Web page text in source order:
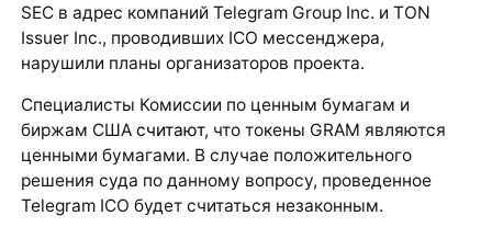
SEC в адрес компаний Telegram Group Inc. и TON
Issuer Inc., проводивших ICO мессенджера,
нарушили планы организаторов проекта.
Специалисты Комиссии по ценным бумагам и
биржам США считают, что токены GRAM являются
ценными бумагами. В случае положительного
решения суда по данному вопросу, проведенное
Telegram ICO будет считаться незаконным.